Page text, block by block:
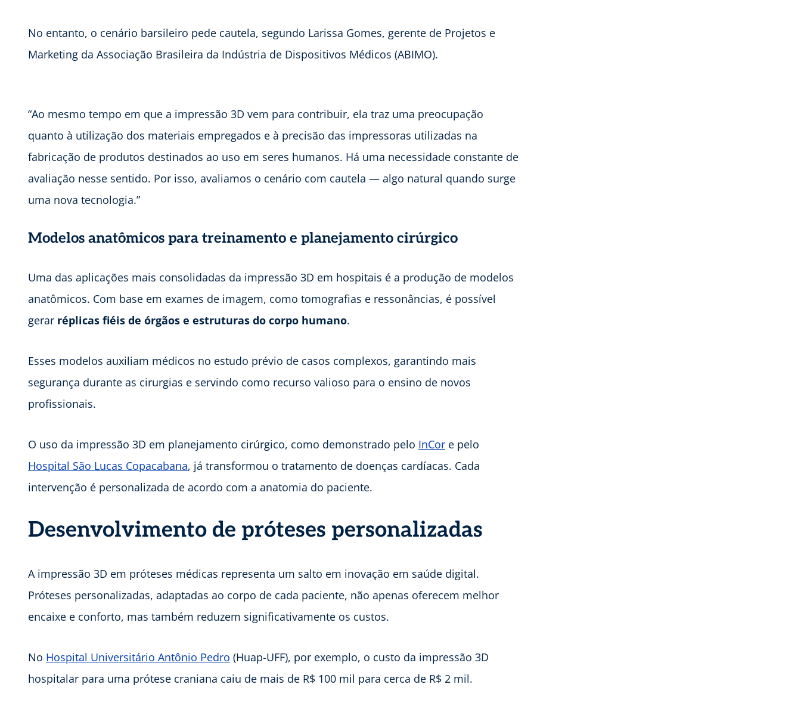
No entanto, o cenário barsileiro pede cautela, segundo Larissa Gomes, gerente de Projetos e
Marketing da Associação Brasileira da Indústria de Dispositivos Médicos (ABIMO).
“Ao mesmo tempo em que a impressão 3D vem para contribuir, ela traz uma preocupação
quanto à utilização dos materiais empregados e à precisão das impressoras utilizadas na
fabricação de produtos destinados ao uso em seres humanos. Há uma necessidade constante de
avaliação nesse sentido. Por isso, avaliamos o cenário com cautela — algo natural quando surge
uma nova tecnologia.”
Modelos anatômicos para treinamento e planejamento cirúrgico
Uma das aplicações mais consolidadas da impressão 3D em hospitais é a produção de modelos
anatômicos. Com base em exames de imagem, como tomografias e ressonâncias, é possível
gerar réplicas fiéis de órgãos e estruturas do corpo humano.
Esses modelos auxiliam médicos no estudo prévio de casos complexos, garantindo mais
segurança durante as cirurgias e servindo como recurso valioso para o ensino de novos
profissionais.
O uso da impressão 3D em planejamento cirúrgico, como demonstrado pelo InCor e pelo
Hospital São Lucas Copacabana, já transformou o tratamento de doenças cardíacas. Cada
intervenção é personalizada de acordo com a anatomia do paciente.
Desenvolvimento de próteses personalizadas
A impressão 3D em próteses médicas representa um salto em inovação em saúde digital.
Próteses personalizadas, adaptadas ao corpo de cada paciente, não apenas oferecem melhor
encaixe e conforto, mas também reduzem significativamente os custos.
No Hospital Universitário Antônio Pedro (Huap-UFF), por exemplo, o custo da impressão 3D
hospitalar para uma prótese craniana caiu de mais de R$ 100 mil para cerca de R$ 2 mil.